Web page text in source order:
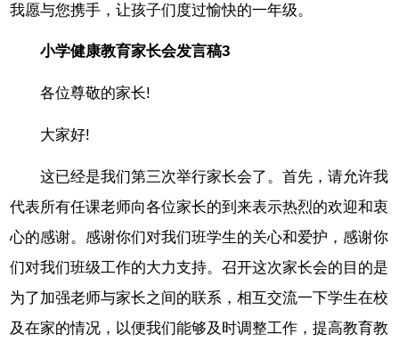
我愿与您携手，让孩子们度过愉快的一年级。
小学健康教育家长会发言稿3
各位尊敬的家长!
大家好!
这已经是我们第三次举行家长会了。首先，请允许我
代表所有任课老师向各位家长的到来表示热烈的欢迎和衷
心的感谢。感谢你们对我们班学生的关心和爱护，感谢你
们对我们班级工作的大力支持。召开这次家长会的目的是
为了加强老师与家长之间的联系，相互交流一下学生在校
及在家的情况，以便我们能够及时调整工作，提高教育教